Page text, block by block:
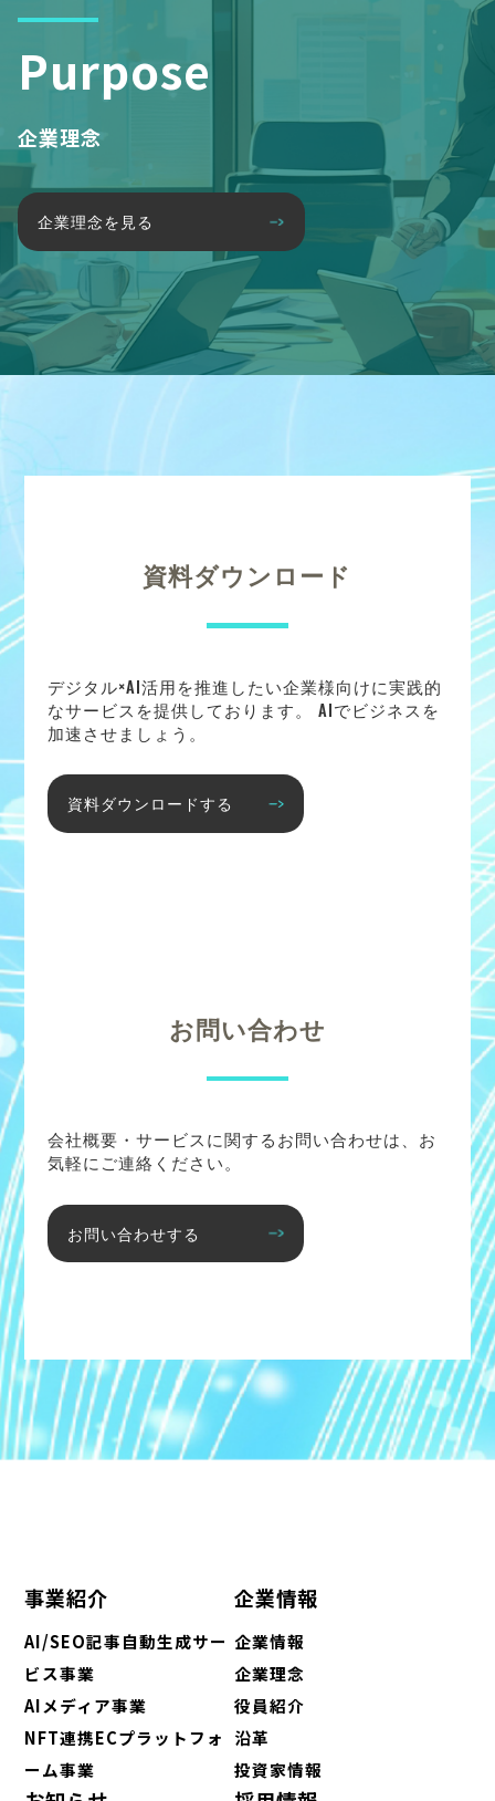
Purpose
企業理念
企業理念を見る
資料ダウンロード
デジタル×AI活用を推進したい企業様向けに実践的
なサービスを提供しております。 AIでビジネスを
加速させましょう。
資料ダウンロードする
お問い合わせ
会社概要・サービスに関するお問い合わせは、お
気軽にご連絡ください。
お問い合わせする
事業紹介
AI/SEO記事自動生成サー
ビス事業
AIメディア事業
NFT連携ECプラットフォ
ーム事業
企業情報
企業情報
企業理念
役員紹介
沿革
投資家情報